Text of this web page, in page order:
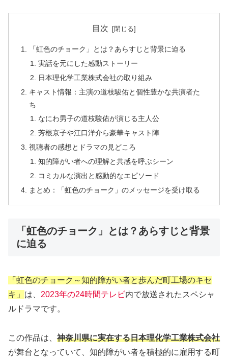
目次
「虹色のチョーク」とは？あらすじと背景に迫る
実話を元にした感動ストーリー
日本理化学工業株式会社の取り組み
キャスト情報：主演の道枝駿佑と個性豊かな共演者た
ち
なにわ男子の道枝駿佑が演じる主人公
芳根京子や江口洋介ら豪華キャスト陣
視聴者の感想とドラマの見どころ
知的障がい者への理解と共感を呼ぶシーン
コミカルな演出と感動的なエピソード
まとめ：「虹色のチョーク」のメッセージを受け取る
「虹色のチョーク」とは？あらすじと背景
に迫る
「虹色のチョーク～知的障がい者と歩んだ町工場のキセ
キ」 は、 2023年の24時間テレビ内で放送されたスペシャ
ルドラマです。
この作品は、 神奈川県に実在する日本理化学工業株式会社
が舞台となっていて、知的障がい者を積極的に雇用する町